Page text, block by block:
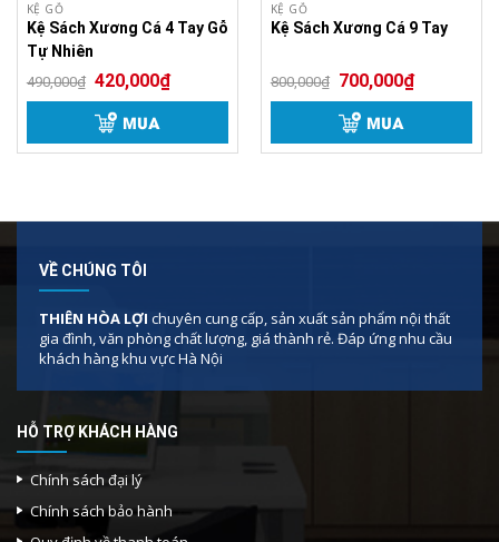
KỆ GỖ
Kệ Sách Xương Cá 4 Tay Gỗ
Tự Nhiên
490,000₫ 420,000₫
MUA
KỆ GỖ
Kệ Sách Xương Cá 9 Tay
800,000₫ 700,000₫
MUA
VỀ CHÚNG TÔI
THIÊN HÒA LỢI chuyên cung cấp, sản xuất sản phẩm nội thất
gia đình, văn phòng chất lượng, giá thành rẻ. Đáp ứng nhu cầu
khách hàng khu vực Hà Nội
HỖ TRỢ KHÁCH HÀNG
Chính sách đại lý
Chính sách bảo hành